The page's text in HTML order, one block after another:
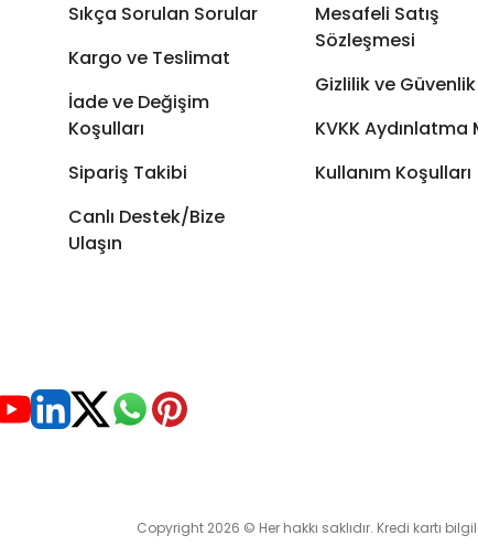
Sıkça Sorulan Sorular
Kargo ve Teslimat
İade ve Değişim
Koşulları
Sipariş Takibi
Canlı Destek/Bize
Ulaşın
Mesafeli Satış
Sözleşmesi
Gizlilik ve Güvenlik
KVKK Aydınlatma
Kullanım Koşulları
Copyright 2026 © Her hakkı saklıdır. Kredi kartı